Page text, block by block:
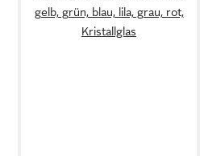
gelb, grün, blau, lila, grau, rot,
Kristallglas